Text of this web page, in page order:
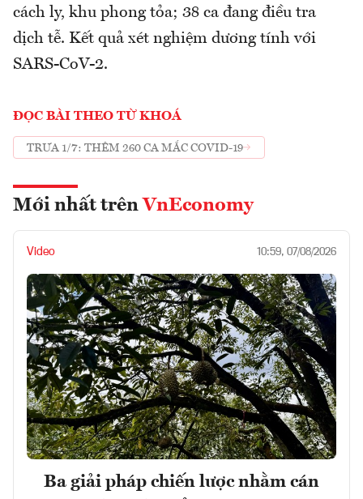
cách ly, khu phong tỏa; 38 ca đang điều tra
dịch tễ. Kết quả xét nghiệm dương tính với
SARS-CoV-2.
ĐỌC BÀI THEO TỪ KHOÁ
TRƯA 1/7: THÊM 260 CA MẮC COVID-19
Mới nhất trên VnEconomy
Video 10:59, 07/08/2026
Ba giải pháp chiến lược nhằm cán